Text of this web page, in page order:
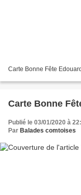
Carte Bonne Fête
Carte Bonne
Publié le 03/01/2020 à
Par Balades comtoises